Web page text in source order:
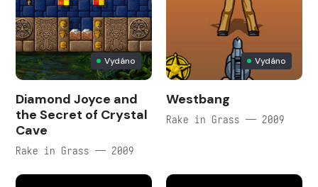
Vydáno
Diamond Joyce and
the Secret of Crystal
Cave
Rake in Grass — 2009
Vydáno
Westbang
Rake in Grass — 2009